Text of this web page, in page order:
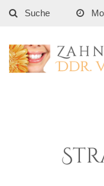
Suche